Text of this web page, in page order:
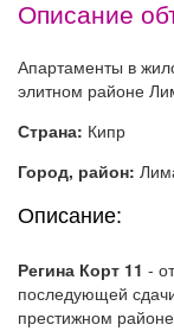
Описание
Апартаменты в
элитном районе
Страна: Кипр
Город, район:
Описание:
Регина Корт 11 -
последующей
престижном